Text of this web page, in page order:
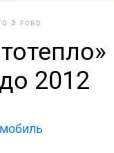
FORD
2012